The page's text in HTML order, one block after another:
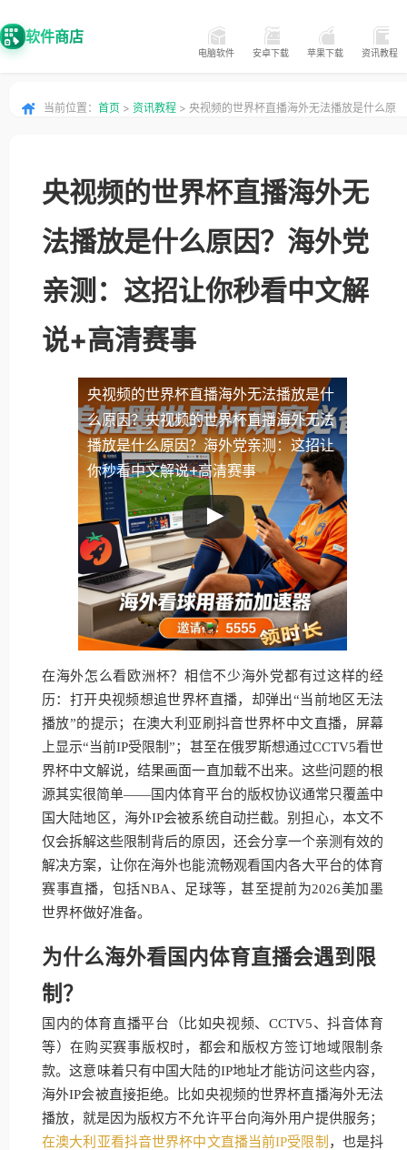
软件商店
电脑软件 安卓下载 苹果下载 资讯教程
当前位置： 首页 > 资讯教程 > 央视频的世界杯直播海外无法播放是什么原
央视频的世界杯直播海外无
法播放是什么原因？海外党
亲测：这招让你秒看中文解
说+高清赛事
央视频的世界杯直播海外无法播放是什
么原因？央视频的世界杯直播海外无法
播放是什么原因？海外党亲测：这招让
你秒看中文解说+高清赛事
在海外怎么看欧洲杯？相信不少海外党都有过这样的经
历：打开央视频想追世界杯直播，却弹出“当前地区无法
播放”的提示；在澳大利亚刷抖音世界杯中文直播，屏幕
上显示“当前IP受限制”；甚至在俄罗斯想通过CCTV5看世
界杯中文解说，结果画面一直加载不出来。这些问题的根
源其实很简单——国内体育平台的版权协议通常只覆盖中
国大陆地区，海外IP会被系统自动拦截。别担心，本文不
仅会拆解这些限制背后的原因，还会分享一个亲测有效的
解决方案，让你在海外也能流畅观看国内各大平台的体育
赛事直播，包括NBA、足球等，甚至提前为2026美加墨
世界杯做好准备。
为什么海外看国内体育直播会遇到限
制？
国内的体育直播平台（比如央视频、CCTV5、抖音体育
等）在购买赛事版权时，都会和版权方签订地域限制条
款。这意味着只有中国大陆的IP地址才能访问这些内容，
海外IP会被直接拒绝。比如央视频的世界杯直播海外无法
播放，就是因为版权方不允许平台向海外用户提供服务；
在澳大利亚看抖音世界杯中文直播当前IP受限制 ，也是抖